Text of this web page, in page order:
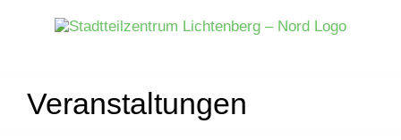
Veranstaltungen